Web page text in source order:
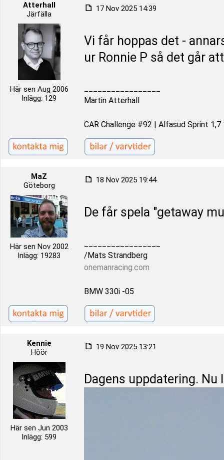
Atterhall
Järfälla
Här sen Aug 2006
Inlägg: 129
17 Nov 2025 14:39
Vi får hoppas det -
ur Ronnie P så det går
Martin Atterhall
CAR Challenge #92 | Alfasud Sprint 1,7
MaZ
Göteborg
Här sen Nov 2002
Inlägg: 19283
18 Nov 2025 19:44
De får spela "getaway
/Mats Strandberg
onemanracing.com
BMW 330i -05
Kennie
Höör
Här sen Jun 2003
Inlägg: 599
19 Nov 2025 13:21
Dagens uppdatering.